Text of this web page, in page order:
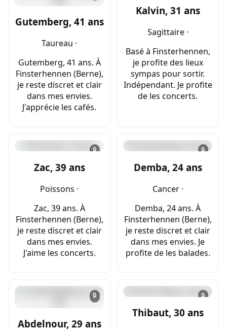
Gutemberg, 41 ans
Taureau ·
Gutemberg, 41 ans. À
Finsterhennen (Berne),
je reste discret et clair
dans mes envies.
J'apprécie les cafés.
Kalvin, 31 ans
Sagittaire ·
Basé à Finsterhennen,
je profite des lieux
sympas pour sortir.
Indépendant. Je profite
de les concerts.
🔒
Zac, 39 ans
Poissons ·
Zac, 39 ans. À
Finsterhennen (Berne),
je reste discret et clair
dans mes envies.
J'aime les concerts.
🔒
Demba, 24 ans
Cancer ·
Demba, 24 ans. À
Finsterhennen (Berne),
je reste discret et clair
dans mes envies. Je
profite de les balades.
🔒
Abdelnour, 29 ans
🔒
Thibaut, 30 ans